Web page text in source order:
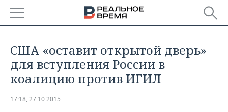
ТАТАРСТАН
НОВОСТИ
АНАЛИТИКА
​США «оставит открытой дверь»
для вступления России в
коалицию против ИГИЛ
17:18, 27.10.2015